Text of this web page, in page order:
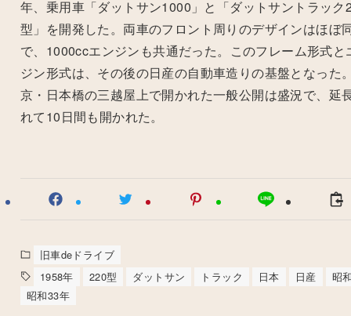
年、乗用車「ダットサン1000」と「ダットサントラック
型」を開発した。両車のフロント周りのデザインはほぼ
で、1000ccエンジンも共通だった。このフレーム形式と
ジン形式は、その後の日産の自動車造りの基盤となった
京・日本橋の三越屋上で開かれた一般公開は盛況で、延
れて10日間も開かれた。
旧車deドライブ
1958年
220型 ダットサン トラック 日本 日産
昭
昭和33年